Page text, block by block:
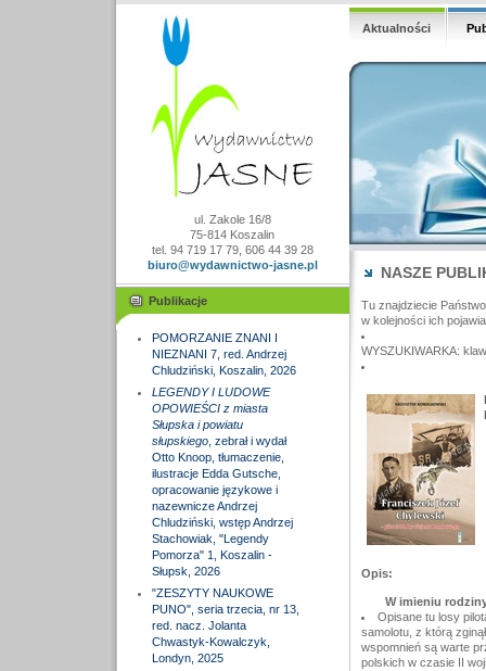
ul. Zakole 16/8
75-814 Koszalin
tel. 94 719 17 79, 606 44 39 28
biuro@wydawnictwo-jasne.pl
Publikacje
POMORZANIE ZNANI I
NIEZNANI 7, red. Andrzej
Chludziński, Koszalin, 2026
LEGENDY I LUDOWE
OPOWIEŚCI z miasta
Słupska i powiatu
słupskiego, zebrał i wydał
Otto Knoop, tłumaczenie,
ilustracje Edda Gutsche,
opracowanie językowe i
nazewnicze Andrzej
Chludziński, wstęp Andrzej
Stachowiak, "Legendy
Pomorza" 1, Koszalin -
Słupsk, 2026
"ZESZYTY NAUKOWE
PUNO", seria trzecia, nr 13,
red. nacz. Jolanta
Chwastyk-Kowalczyk,
Londyn, 2025
Aktualności
NASZE
Tu znajdziecie
w kolejności ich
WYSZUKIWARKA:
Opis:
W imieniu
Opisane tu losy
samolotu, z którą
wspomnień są warte
polskich w czasie II